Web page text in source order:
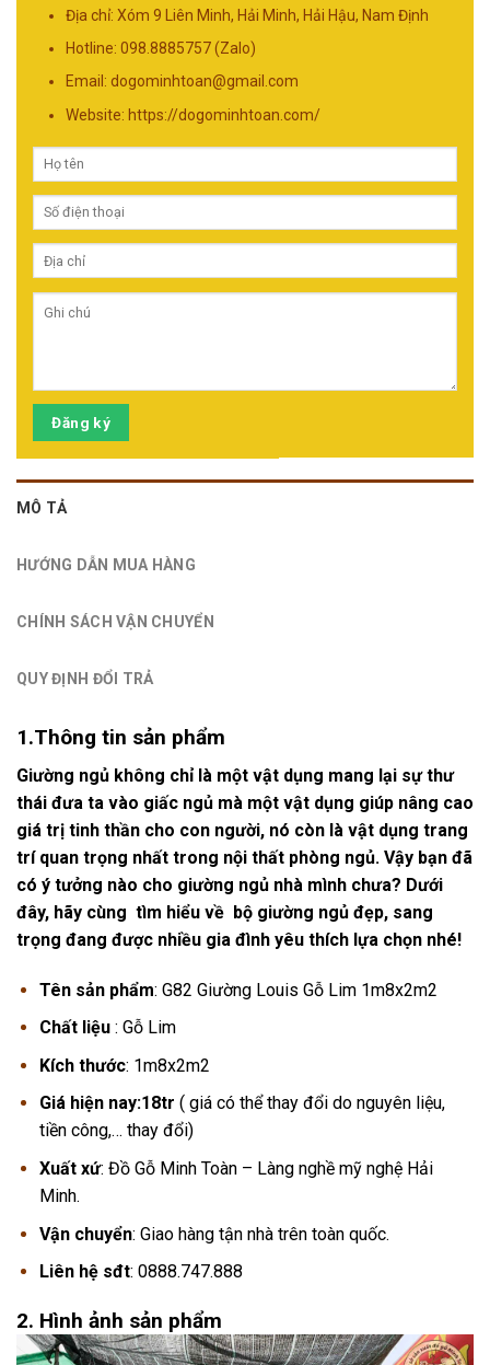
Địa chỉ: Xóm 9 Liên Minh, Hải Minh, Hải Hậu, Nam Định
Hotline: 098.8885757 (Zalo)
Email: dogominhtoan@gmail.com
Website: https://dogominhtoan.com/
Đăng ký
MÔ TẢ
HƯỚNG DẪN MUA HÀNG
CHÍNH SÁCH VẬN CHUYỂN
QUY ĐỊNH ĐỔI TRẢ
1.Thông tin sản phẩm
Giường ngủ không chỉ là một vật dụng mang lại sự thư
thái đưa ta vào giấc ngủ mà một vật dụng giúp nâng cao
giá trị tinh thần cho con người, nó còn là vật dụng trang
trí quan trọng nhất trong nội thất phòng ngủ. Vậy bạn đã
có ý tưởng nào cho giường ngủ nhà mình chưa? Dưới
đây, hãy cùng tìm hiểu về bộ giường ngủ đẹp, sang
trọng đang được nhiều gia đình yêu thích lựa chọn nhé!
Tên sản phẩm: G82 Giường Louis Gỗ Lim 1m8x2m2
Chất liệu: Gỗ Lim
Kích thước: 1m8x2m2
Giá hiện nay:18tr ( giá có thể thay đổi do nguyên liệu,
tiền công,… thay đổi)
Xuất xứ: Đồ Gỗ Minh Toàn – Làng nghề mỹ nghệ Hải
Minh.
Vận chuyển: Giao hàng tận nhà trên toàn quốc.
Liên hệ sđt: 0888.747.888
2. Hình ảnh sản phẩm